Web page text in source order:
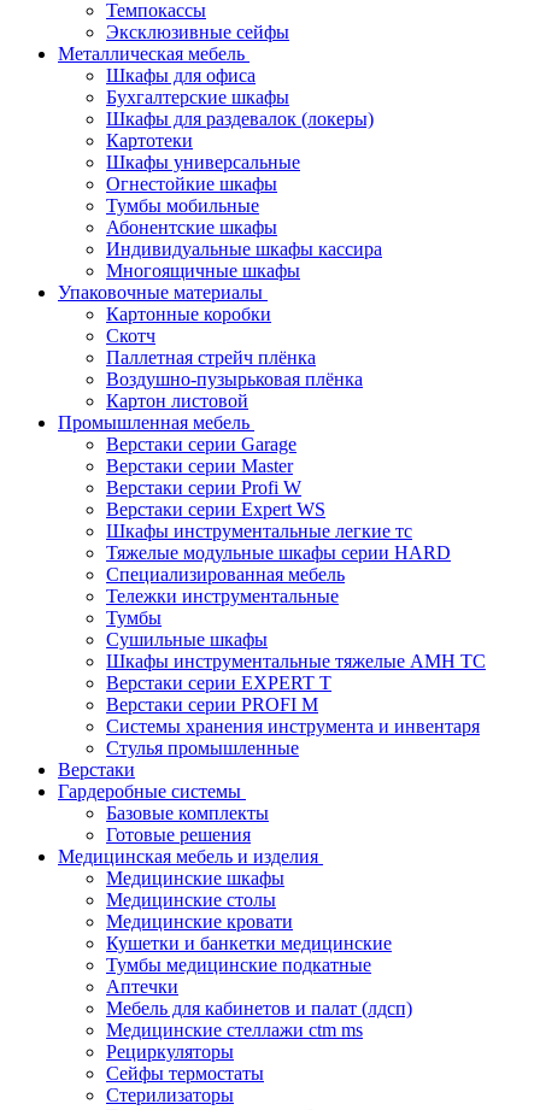
Темпокассы
Эксклюзивные сейфы
Металлическая мебель
Шкафы для офиса
Бухгалтерские шкафы
Шкафы для раздевалок (локеры)
Картотеки
Шкафы универсальные
Огнестойкие шкафы
Тумбы мобильные
Абонентские шкафы
Индивидуальные шкафы кассира
Многоящичные шкафы
Упаковочные материалы
Картонные коробки
Скотч
Паллетная стрейч плёнка
Воздушно-пузырьковая плёнка
Картон листовой
Промышленная мебель
Верстаки серии Garage
Верстаки серии Master
Верстаки серии Profi W
Верстаки серии Expert WS
Шкафы инструментальные легкие тс
Тяжелые модульные шкафы серии HARD
Cпециализированная мебель
Тележки инструментальные
Тумбы
Cушильные шкафы
Шкафы инструментальные тяжелые AMH TC
Верстаки серии EXPERT T
Верстаки серии PROFI M
Системы хранения инструмента и инвентаря
Стулья промышленные
Верстаки
Гардеробные системы
Базовые комплекты
Готовые решения
Медицинская мебель и изделия
Медицинские шкафы
Медицинские столы
Медицинские кровати
Кушетки и банкетки медицинские
Тумбы медицинские подкатные
Аптечки
Мебель для кабинетов и палат (лдсп)
Медицинские стеллажи ctm ms
Рециркуляторы
Сейфы термостаты
Стерилизаторы